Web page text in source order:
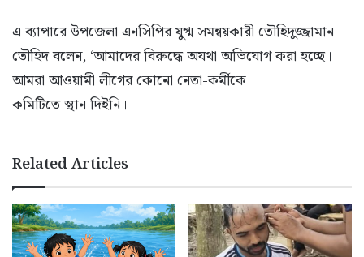
এ ব্যাপারে উপজেলা এনসিপির যুগ্ম সমন্বয়কারী তৌহিদুজ্জামান
তৌহিদ বলেন, ‘আমাদের বিরুদ্ধে অযথা অভিযোগ করা হচ্ছে।
আমরা আওয়ামী লীগের কোনো নেতা-কর্মীকে
কমিটিতে স্থান দিইনি।
Related Articles